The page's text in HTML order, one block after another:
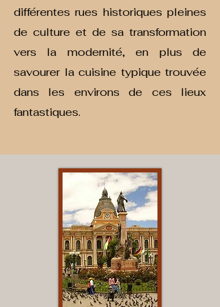
différentes rues historiques pleines
de culture et de sa transformation
vers la modernité, en plus de
savourer la cuisine typique trouvée
dans les environs de ces lieux
fantastiques.